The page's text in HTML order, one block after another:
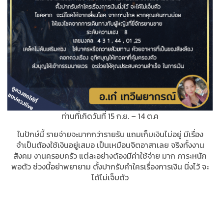
ท่านที่เกิดวันที่ 15 ก.ย. – 14 ต.ค
ในปักษ์นี้ รายจ่ายจะมากกว่ารายรับ แถมเก็บเงินไม่อยู่ มีเรื่อง
จำเป็นต้องใช้เงินอยู่เสมอ เป็นเหมือนจิตอาสาเลย จริงทั้งงาน
สังคม งานครอบครัว แต่ละอย่างต้องมีค่าใช้จ่าย มาก ภาระหนัก
พอตัว ช่วงนี้อย่าพยายาม ตั้งปากรับคำใครเรื่องการเงิน นิ่งไว้ จะ
ได้ไม่เจ็บตัว